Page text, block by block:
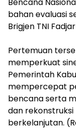
bahan evaluasi
Brigjen TNI
Pertemuan
memperkuat
Pemerintah
mempercepat
bencana serta
dan
berkelanjutan.